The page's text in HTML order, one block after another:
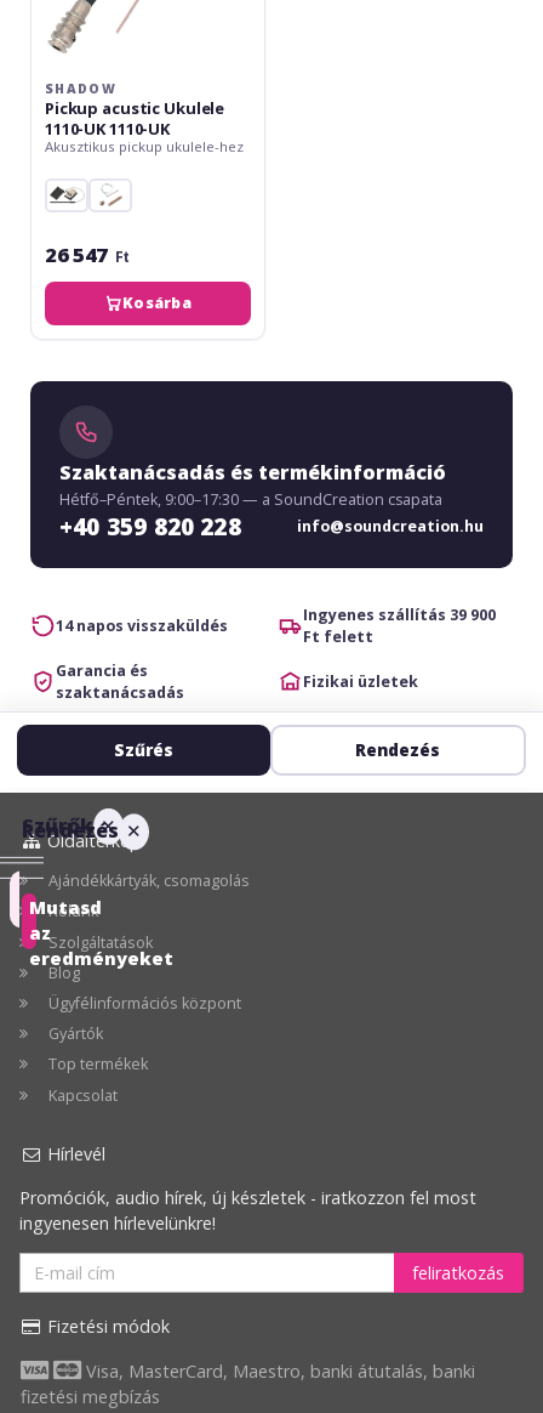
SHADOW
Pickup acustic Ukulele
1110-UK 1110-UK
Akusztikus pickup ukulele-hez
26 547 Ft
Kosárba
Szaktanácsadás és termékinformáció
Hétfő–Péntek, 9:00–17:30 — a SoundCreation csapata
+40 359 820 228 info@soundcreation.hu
14 napos visszaküldés
Ingyenes szállítás 39 900
Ft felett
Garancia és
szaktanácsadás
Fizikai üzletek
Szűrés Rendezés
Szűrők ✕
Mutasd
az
eredményeket
Rendezés ✕
Ajánlott
Ár
szerint
növekvő
Ár
szerint
akció
Oldaltérkép
Ajándékkártyák, csomagolás
Rólunk
Szolgáltatások
Blog
Ügyfélinformációs központ
Gyártók
Top termékek
Kapcsolat
Hírlevél
Promóciók, audio hírek, új készletek - iratkozzon fel most
ingyenesen hírlevelünkre!
feliratkozás
Fizetési módok
Visa, MasterCard, Maestro, banki átutalás, banki
fizetési megbízás